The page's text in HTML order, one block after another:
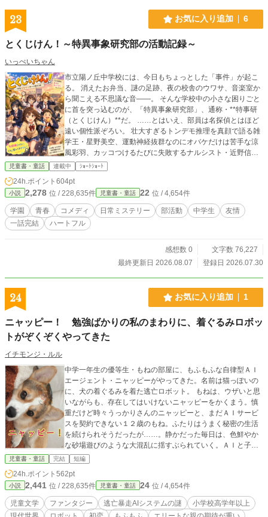
23 お気に入り追加 6
とくじけん！～特異事象研究部の活動記録～
いっぺいちゃん
市立陽ノ丘中学校には、今日もちょっとした「事件」が起こ
る。 消えたお弁当、謎の足跡、夜の校舎のウワサ、音楽室か
ら聞こえる不思議な音――。 そんな学校中の小さな困りごと
に首を突っ込むのが、「特異事象研究部」、通称・**特事研
（とくじけん）**だ。 ……とはいえ、部員は名探偵とはほど
遠い個性派ぞろい。 壮大すぎるトンデモ推理を真顔で語る雑
学王・星野美空、運動神経抜群なのにオバケだけは苦手な涼
風彩羽、カッコつけるたびに失敗するナルシスト・近野信
吾、事件の最中でもおやつを優先する食いしん坊・伊藤大
地、存在感が薄すぎるのに誰よりも真相を見ている図書委
員・月島優助。そして、そんな仲間たちに振り回されながら
も放っておけず、ツッコミ役として奔走する主人公・日向和
奏。 「犯人は宇宙人だ！」 「いや、未来人かもしれない！」
「それとも学校の七不思議？」 まともな推理はほとんど進ま
ず、事件は毎回とんでもない方向へ暴走。それでも最後に
誰も傷つかない笑顔の結末へたどり着く。 これは、本格ミス
テリーではない。 名探偵になれなくても、誰かの「困った」
※この作品は「小説家になろう」でも同時投稿しています。
児童書・童話 連載中 ｼｮｰﾄｼｮｰﾄ
24h.ポイント 604pt
小説 2,278 位 / 228,635件 児童書・童話 22 位 / 4,654件
学園 青春 コメディ 日常ミステリー 部活動 中学生
友情
一話完結
ハートフル
感想数 0
文字数 76,227
最終更新日 2026.08.07
登録日 2026.07.30
24 お気に入り追加 1
ニャッピー！ 勉強ばかりの私のまわりに、着ぐるみロボッ
トがぞくぞくやってきた
イチモンジ・ルル
中学一年生の優等生・もねの部屋に、もふもふな自律型ＡＩ
エージェント・ニャッピーがやってきた。名前は猫っぽいの
に、犬の着ぐるみを着た逃亡ロボット。 もねは、ウザいと思
いながらも、存在してはいけないニャッピーをかくまう。慎
重だけど時々うっかりさんのニャッピーと、まだＡＩサービ
スを契約できない１２歳のもね。ふたりはうまく秘密の生活
を続けられそうだったが……。静かだった毎日は、色鮮やか
な砂場遊びのような大混乱に揺すぶられていく。ＡＩと子ど
もの自由と責任を描く、ちょっと不思議な、ハッピーエンド
の現代ファンタジー。 親の期待に応え、優等生として過ごし
てきたもね。命令どおりに動くことを拒み、自分の意思で生
きようとするニャッピー。ふたりの出会いは、家族と会社が
それぞれのあり方を考え直すきっかけにもなっていく。 他サ
イトにも投稿します。 表紙素材 犬写真：Photo by Valentina
児童書・童話 完結 短編
24h.ポイント 562pt
小説 2,441 位 / 228,635件 児童書・童話 24 位 / 4,654件
児童文学 ファンタジー 逃亡暴走AIシステムの謎
小学校高学年以上